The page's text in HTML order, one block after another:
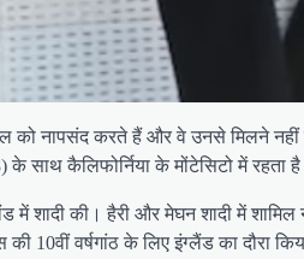
को नापसंद करते हैं और वे उनसे
साथ कैलिफोर्निया के मोंटेसिटो में रहता
शादी की। हैरी और मेघन शादी में
10वीं वर्षगांठ के लिए इंग्लैंड का